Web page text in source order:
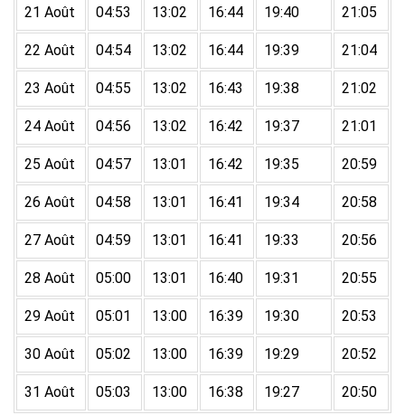
21 Août 04:53 13:02 16:44 19:40 21:05
22 Août 04:54 13:02 16:44 19:39 21:04
23 Août 04:55 13:02 16:43 19:38 21:02
24 Août 04:56 13:02 16:42 19:37 21:01
25 Août 04:57 13:01 16:42 19:35 20:59
26 Août 04:58 13:01 16:41 19:34 20:58
27 Août 04:59 13:01 16:41 19:33 20:56
28 Août 05:00 13:01 16:40 19:31 20:55
29 Août 05:01 13:00 16:39 19:30 20:53
30 Août 05:02 13:00 16:39 19:29 20:52
31 Août 05:03 13:00 16:38 19:27 20:50